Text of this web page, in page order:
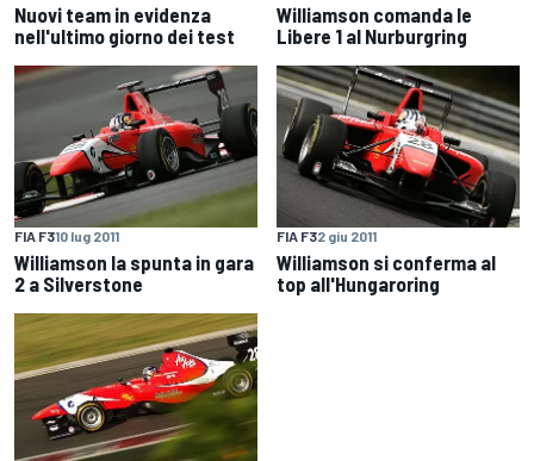
Nuovi team in evidenza
nell'ultimo giorno dei test
Williamson comanda le
Libere 1 al Nurburgring
FIA F310 lug 2011
Williamson la spunta in gara
2 a Silverstone
FIA F32 giu 2011
Williamson si conferma al
top all'Hungaroring